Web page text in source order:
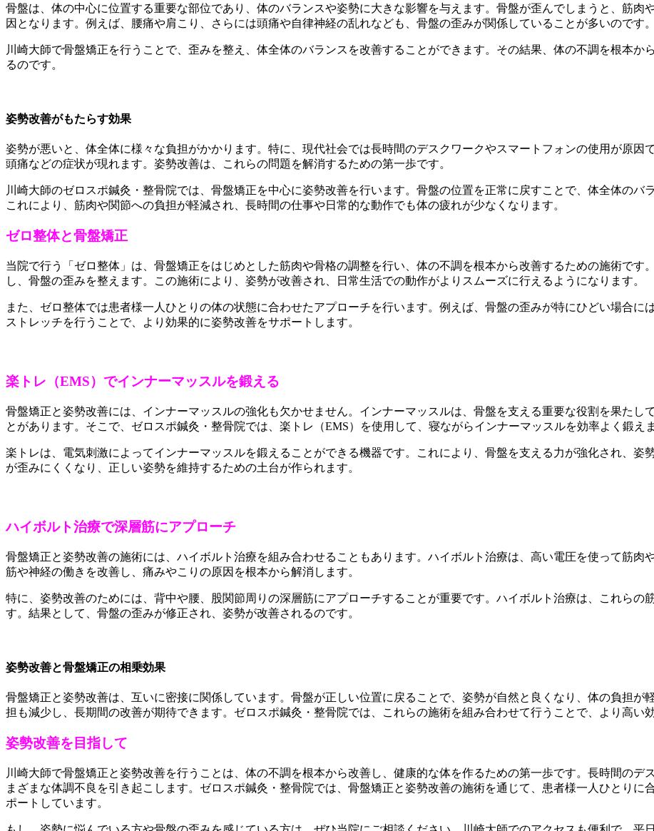
骨盤は、体の中心に位置する重要な部位であり、体のバランスや姿勢に大きな影響を与えます。骨盤が歪んでしまうと、筋
因となります。例えば、腰痛や肩こり、さらには頭痛や自律神経の乱れなども、骨盤の歪みが関係していることが多いのです。
川崎大師で骨盤矯正を行うことで、歪みを整え、体全体のバランスを改善することができます。その結果、体の不調を根本
るのです。
姿勢改善がもたらす効果
姿勢が悪いと、体全体に様々な負担がかかります。特に、現代社会では長時間のデスクワークやスマートフォンの使用が原因
頭痛などの症状が現れます。姿勢改善は、これらの問題を解消するための第一歩です。
川崎大師のゼロスポ鍼灸・整骨院では、骨盤矯正を中心に姿勢改善を行います。骨盤の位置を正常に戻すことで、体全体のバ
これにより、筋肉や関節への負担が軽減され、長時間の仕事や日常的な動作でも体の疲れが少なくなります。
ゼロ整体と骨盤矯正
当院で行う「ゼロ整体」は、骨盤矯正をはじめとした筋肉や骨格の調整を行い、体の不調を根本から改善するための施術です
し、骨盤の歪みを整えます。この施術により、姿勢が改善され、日常生活での動作がよりスムーズに行えるようになります。
また、ゼロ整体では患者様一人ひとりの体の状態に合わせたアプローチを行います。例えば、骨盤の歪みが特にひどい場合に
ストレッチを行うことで、より効果的に姿勢改善をサポートします。
楽トレ（EMS）でインナーマッスルを鍛える
骨盤矯正と姿勢改善には、インナーマッスルの強化も欠かせません。インナーマッスルは、骨盤を支える重要な役割を果たし
とがあります。そこで、ゼロスポ鍼灸・整骨院では、楽トレ（EMS）を使用して、寝ながらインナーマッスルを効率よく鍛えま
楽トレは、電気刺激によってインナーマッスルを鍛えることができる機器です。これにより、骨盤を支える力が強化され、姿
が歪みにくくなり、正しい姿勢を維持するための土台が作られます。
ハイボルト治療で深層筋にアプローチ
骨盤矯正と姿勢改善の施術には、ハイボルト治療を組み合わせることもあります。ハイボルト治療は、高い電圧を使って筋肉
筋や神経の働きを改善し、痛みやこりの原因を根本から解消します。
特に、姿勢改善のためには、背中や腰、股関節周りの深層筋にアプローチすることが重要です。ハイボルト治療は、これらの
す。結果として、骨盤の歪みが修正され、姿勢が改善されるのです。
姿勢改善と骨盤矯正の相乗効果
骨盤矯正と姿勢改善は、互いに密接に関係しています。骨盤が正しい位置に戻ることで、姿勢が自然と良くなり、体の負担が
担も減少し、長期間の改善が期待できます。ゼロスポ鍼灸・整骨院では、これらの施術を組み合わせて行うことで、より高い
姿勢改善を目指して
川崎大師で骨盤矯正と姿勢改善を行うことは、体の不調を根本から改善し、健康的な体を作るための第一歩です。長時間のデ
まざまな体調不良を引き起こします。ゼロスポ鍼灸・整骨院では、骨盤矯正と姿勢改善の施術を通じて、患者様一人ひとり
ポートしています。